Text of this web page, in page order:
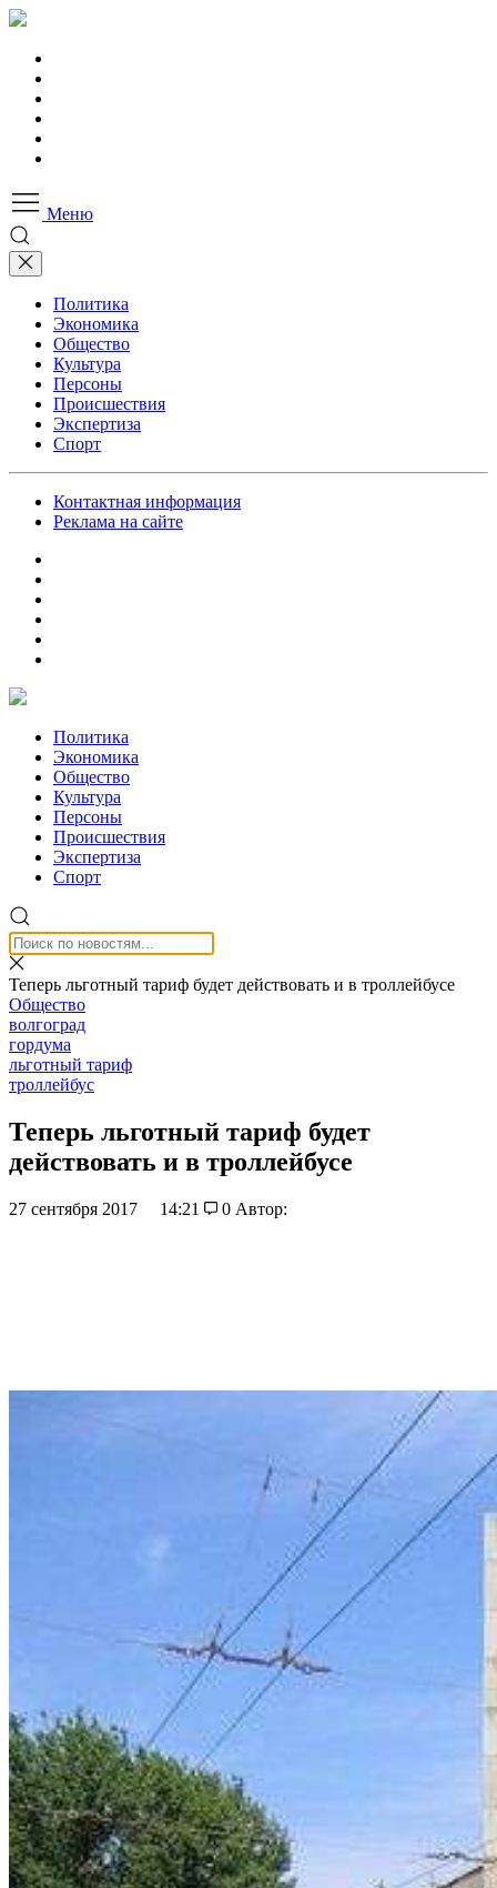
Меню
Политика
Экономика
Общество
Культура
Персоны
Происшествия
Экспертиза
Спорт
Контактная информация
Реклама на сайте
Политика
Экономика
Общество
Культура
Персоны
Происшествия
Экспертиза
Спорт
Теперь льготный тариф будет действовать и в троллейбусе
Общество
волгоград
гордума
льготный тариф
троллейбус
Теперь льготный тариф будет
действовать и в троллейбусе
27 сентября 2017 14:21 0 Автор: